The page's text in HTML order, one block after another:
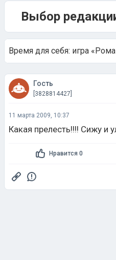
Выбор
Время для себя: игра
Гость
[3828814427]
11 марта 2009, 10:37
Какая прелесть!!!! Сижу и
Нравится 0